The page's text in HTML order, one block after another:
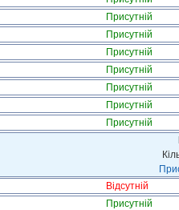
Присутній
Присутній
Присутній
Присутній
Присутній
Присутній
Присутній
Відсутній
Присутній